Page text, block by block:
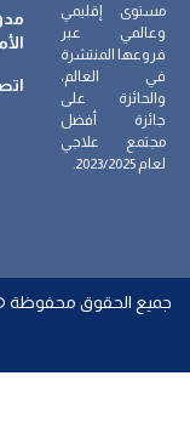
مستوى إقليمي
وعالمي عبر
فروعها المنتشرة
في العالم،
والحائزة على
جائزة أفضل
مجتمع علاجي
لعام 2023/2025.
جميع الحقوق محفوظة